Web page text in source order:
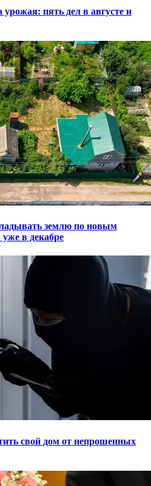
урожая: пять дел в августе и
землю по новым
в декабре
свой дом от непрошенных